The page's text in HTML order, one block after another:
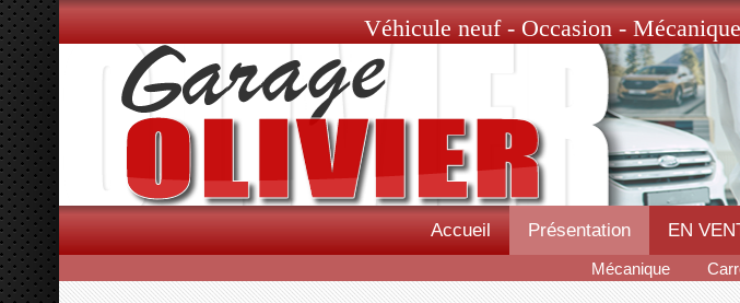
Véhicule neuf - Occasion -
Accueil Présentation
Mécanique
EN